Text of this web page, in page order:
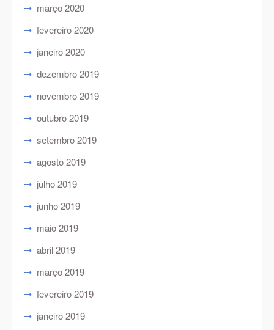
março 2020
fevereiro 2020
janeiro 2020
dezembro 2019
novembro 2019
outubro 2019
setembro 2019
agosto 2019
julho 2019
junho 2019
maio 2019
abril 2019
março 2019
fevereiro 2019
janeiro 2019